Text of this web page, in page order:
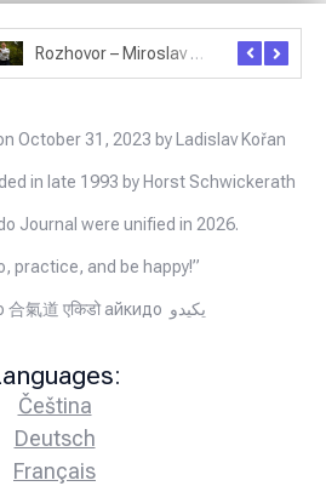
October 31, 2023 by Ladislav Kořan
in late 1993 by Horst Schwickerath
Journal were unified in 2026.
practice, and be happy!”
합기도 Aikido 合氣道 एकिडो айкидо يكيدو
Čeština
Deutsch
Français